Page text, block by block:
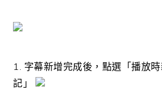
1. 字幕新增完成後，點選「播放
記」